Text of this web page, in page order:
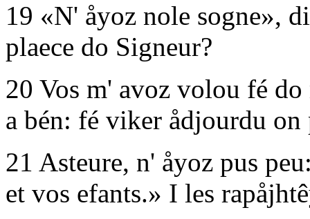
19 «N' åyoz nole sogne»,
plaece do Signeur?
20 Vos m' avoz volou fé
a bén: fé viker ådjourdu on
21 Asteure, n' åyoz pus
et vos efants.» I les